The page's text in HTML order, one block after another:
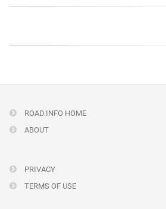
ROAD.INFO HOME
ABOUT
PRIVACY
TERMS OF USE